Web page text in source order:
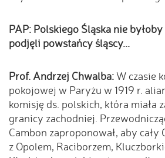
PAP: Polskiego Śląska nie
podjęli powstańcy śląscy...
Prof. Andrzej Chwalba:W czasie
pokojowej w Paryżu w 1919 r.
komisję ds. polskich, która miała
granicy zachodniej.
Cambon zaproponował, aby cały
z Opolem, Raciborzem,